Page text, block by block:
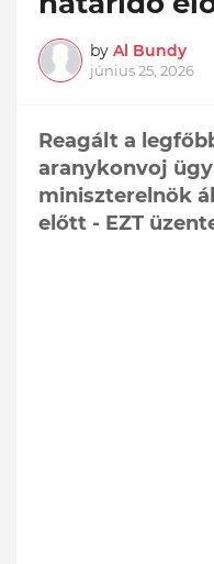
by Al Bundy
június 25, 2026
Reagált a
aranykonvoj
miniszterelnök
előtt - EZT